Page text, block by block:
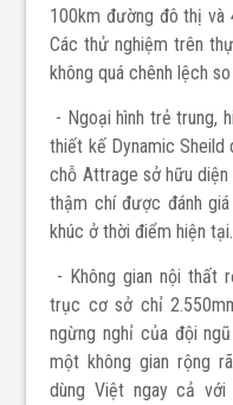
100km đường đô thị và
Các thử nghiệm trên
không quá chênh lệch
- Ngoại hình trẻ trung,
thiết kế Dynamic Sheild
chỗ Attrage sở hữu diện
thậm chí được đánh
khúc ở thời điểm hiện tại.
- Không gian nội thất
trục cơ sở chỉ
ngừng nghỉ của đội
một không gian rộng
dùng Việt ngay cả